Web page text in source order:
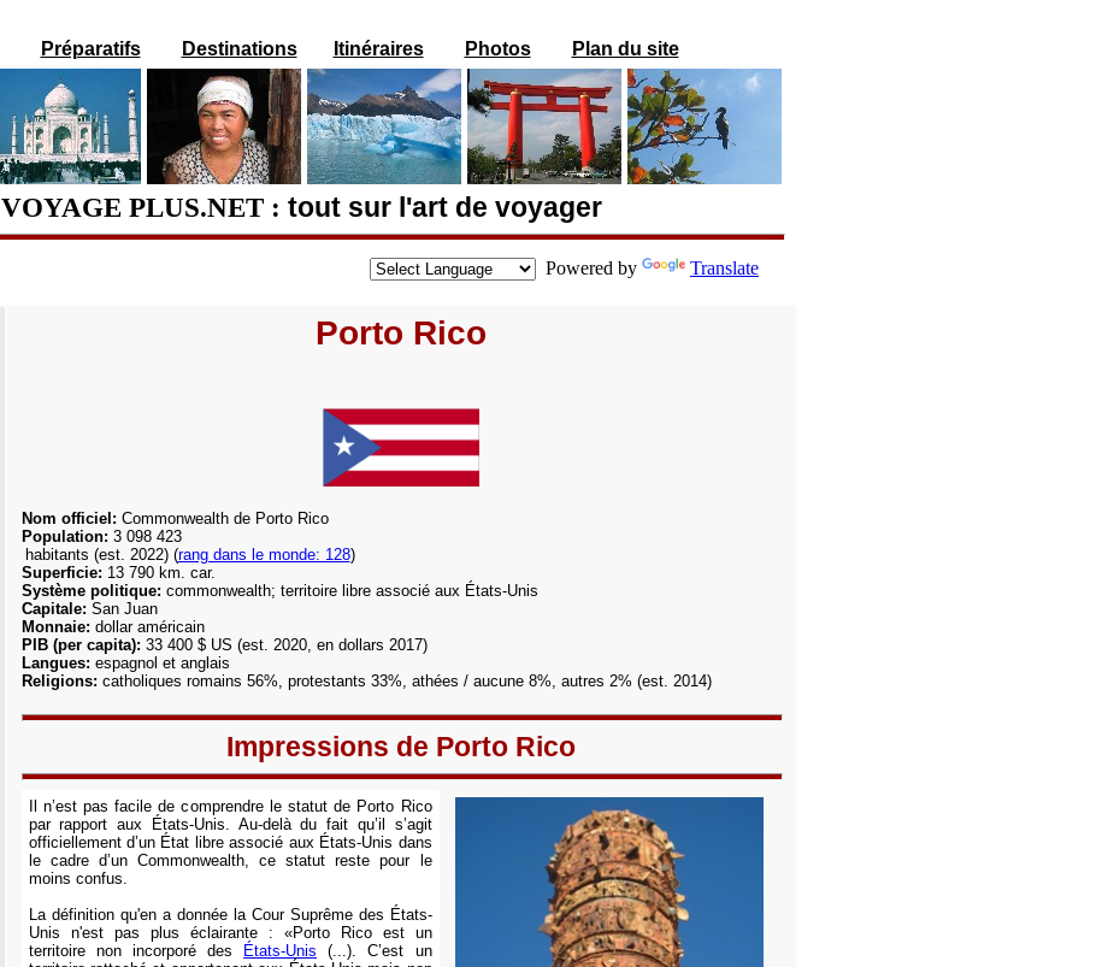
Préparatifs Destinations Itinéraires Photos Plan du site
VOYAGE PLUS.NET : tout sur l'art de voyager
Powered by Translate
Porto Rico
Nom officiel: Commonwealth de Porto Rico
Population: 3 098 423
habitants (est. 2022) (rang dans le monde: 128)
Superficie: 13 790 km. car.
Système politique: commonwealth; territoire libre associé aux États-Unis
Capitale: San Juan
Monnaie: dollar américain
PIB (per capita): 33 400 $ US (est. 2020, en dollars 2017)
Langues: espagnol et anglais
Religions: catholiques romains 56%, protestants 33%, athées / aucune 8%, autres 2% (est. 2014)
Impressions de Porto Rico
Il n’est pas facile de comprendre le statut de Porto Rico
par rapport aux États-Unis. Au-delà du fait qu’il s’agit
officiellement d’un État libre associé aux États-Unis dans
le cadre d’un Commonwealth, ce statut reste pour le
moins confus.
La définition qu'en a donnée la Cour Suprême des États-
Unis n'est pas plus éclairante : «Porto Rico est un
territoire non incorporé des
États-Unis (...). C’est un